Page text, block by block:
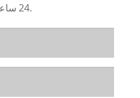
24 ساعت به شما پاسخ خواهیم داد.